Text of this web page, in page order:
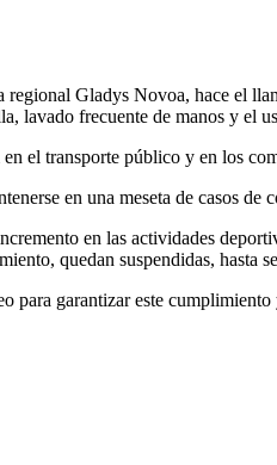
Gladys Novoa, hace el
lavado frecuente de manos y el
el transporte público y en los
en una meseta de casos
en las actividades
quedan suspendidas, hasta
para garantizar este